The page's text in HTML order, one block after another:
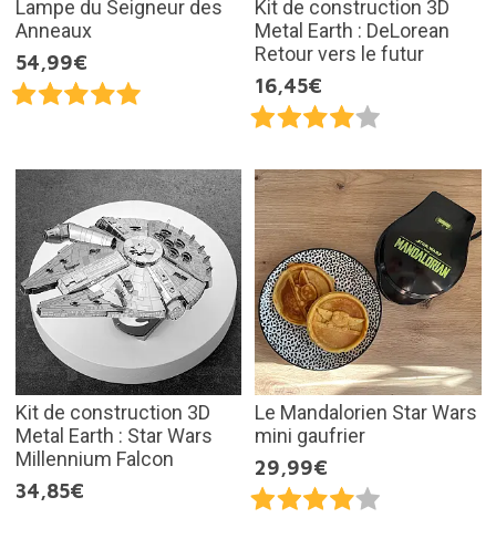
Lampe du Seigneur des
Anneaux
54,99€
Kit de construction 3D
Metal Earth : DeLorean
Retour vers le futur
16,45€
Kit de construction 3D
Metal Earth : Star Wars
Millennium Falcon
34,85€
Le Mandalorien Star Wars
mini gaufrier
29,99€